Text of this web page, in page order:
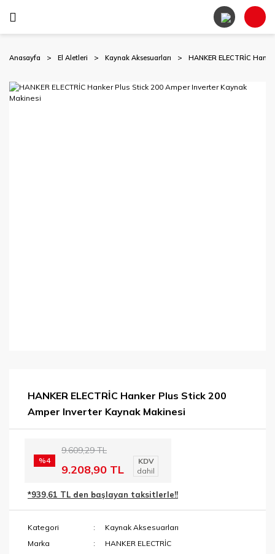
Anasayfa El Aletleri Kaynak Aksesuarları HANKER ELECTRİC
HANKER ELECTRİC Hanker Plus Stick 200
Amper Inverter Kaynak Makinesi
%4
9.609,29 TL
9.208,90 TL
KDV
dahil
*939,61 TL den başlayan taksitlerle!!
Kategori
Kaynak Aksesuarları
Marka
HANKER ELECTRİC